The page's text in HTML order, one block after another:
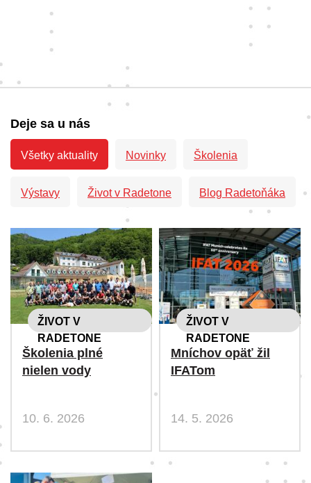
Deje sa u nás
Všetky aktuality Novinky Školenia
Výstavy Život v Radetone Blog Radetoňáka
ŽIVOT V
RADETONE
Školenia plné
nielen vody
10. 6. 2026
ŽIVOT V
RADETONE
Mníchov opäť žil
IFATom
14. 5. 2026